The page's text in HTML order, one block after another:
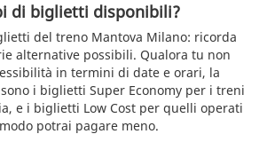
di biglietti disponibili?
del treno Mantova Milano: ricorda
alternative possibili. Qualora tu non
in termini di date e orari, la
i biglietti Super Economy per i treni
e i biglietti Low Cost per quelli operati
potrai pagare meno.